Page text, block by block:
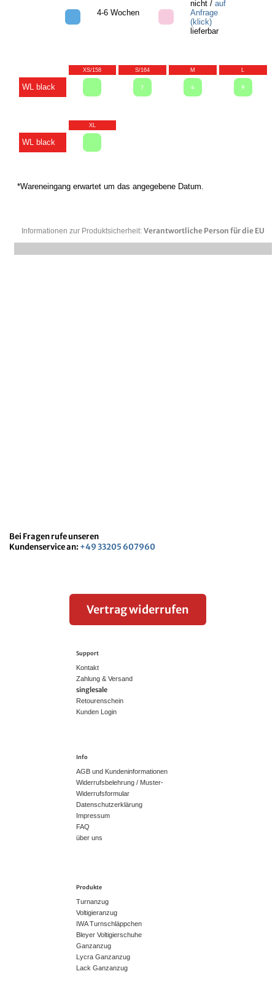
4-6 Wochen
nicht /auf
Anfrage
(klick)
lieferbar
XS/158 S/164 M
WL black 7 4 9
XL
WL black
*Wareneingang erwartet um das angegebene Datum.
Informationen zur Produktsicherheit: Verantwortliche Person für die EU
Bei Fragen rufe unseren
Kundenservice an: +49 33205 607960
Vertrag widerrufen
Support
Kontakt
Zahlung & Versand
singlesale
Retourenschein
Kunden Login
Info
AGB und Kundeninformationen
Widerrufsbelehrung / Muster-
Widerrufsformular
Datenschutzerklärung
Impressum
FAQ
über uns
Produkte
Turnanzug
Voltigieranzug
IWA Turnschläppchen
Bleyer Voltigierschuhe
Ganzanzug
Lycra Ganzanzug
Lack Ganzanzug